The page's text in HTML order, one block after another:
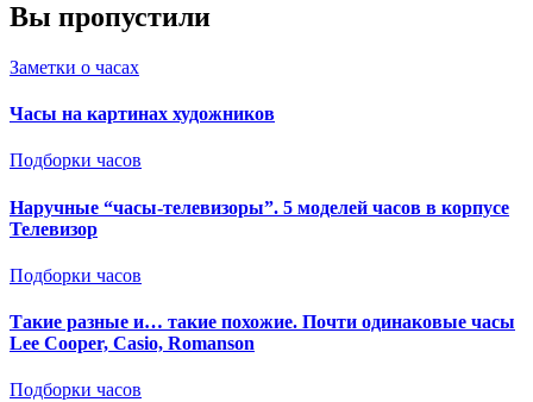
Вы пропустили
Заметки о часах
Часы на картинах художников
Подборки часов
Наручные “часы-телевизоры”. 5 моделей часов в корпусе
Телевизор
Подборки часов
Такие разные и… такие похожие. Почти одинаковые часы
Lee Cooper, Casio, Romanson
Подборки часов